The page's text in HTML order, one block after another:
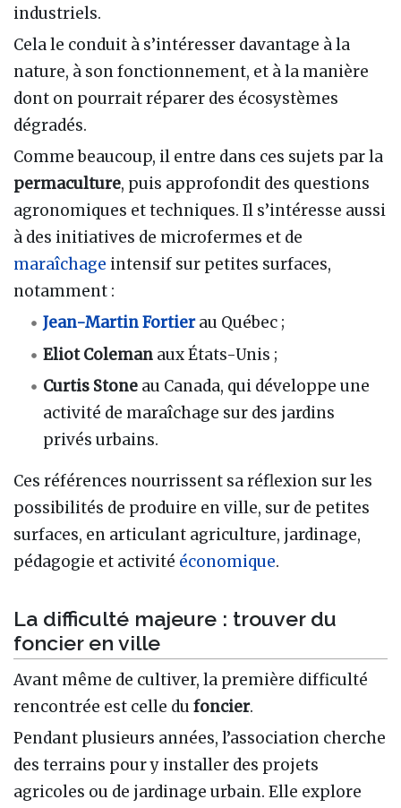
industriels.
Cela le conduit à s’intéresser davantage à la
nature, à son fonctionnement, et à la manière
dont on pourrait réparer des écosystèmes
dégradés.
Comme beaucoup, il entre dans ces sujets par la
permaculture, puis approfondit des questions
agronomiques et techniques. Il s’intéresse aussi
à des initiatives de microfermes et de
maraîchage intensif sur petites surfaces,
notamment :
Jean-Martin Fortierau Québec ;
Eliot Coleman aux États-Unis ;
Curtis Stone au Canada, qui développe une
activité de maraîchage sur des jardins
privés urbains.
Ces références nourrissent sa réflexion sur les
possibilités de produire en ville, sur de petites
surfaces, en articulant agriculture, jardinage,
pédagogie et activité économique.
La difficulté majeure : trouver du
foncier en ville
Avant même de cultiver, la première difficulté
rencontrée est celle du foncier.
Pendant plusieurs années, l’association cherche
des terrains pour y installer des projets
agricoles ou de jardinage urbain. Elle explore